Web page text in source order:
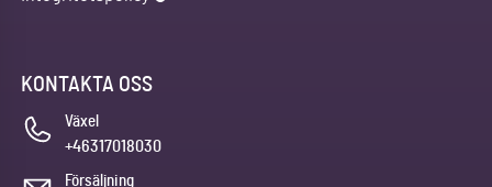
KONTAKTA OSS
Växel
+46317018030
Försäljning